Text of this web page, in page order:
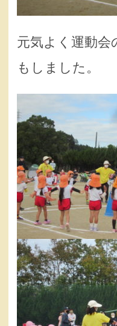
元気よく運動会
もしました。